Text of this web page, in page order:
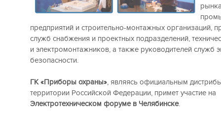
предприятий и строительно-монтажных организаций,
служб снабжения и проектных подразделений,
и электромонтажников, а также руководителей служб
безопасности.
ГК «Приборы охраны», являясь официальным
территории Российской Федерации, примет участие на
Электротехническом форуме в Челябинске.